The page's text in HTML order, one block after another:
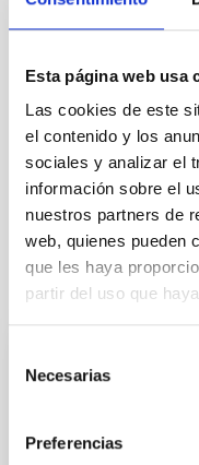
Esta página web usa
Las cookies de este
el contenido y los
sociales y analizar el
información sobre el
nuestros partners de
web, quienes pueden
que les haya
partir del uso que
Necesarias
Preferencias
Cosmología y
Nubes
Te puede
CON ÁRBITRO
Cores in the